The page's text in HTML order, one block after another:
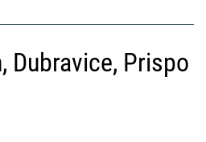
Dubravice, Prispo